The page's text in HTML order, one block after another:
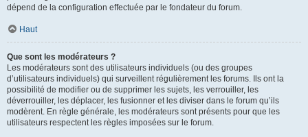
dépend de la configuration effectuée par le fondateur du forum.
Haut
Que sont les modérateurs ?
Les modérateurs sont des utilisateurs individuels (ou des groupes
d’utilisateurs individuels) qui surveillent régulièrement les forums. Ils ont la
possibilité de modifier ou de supprimer les sujets, les verrouiller, les
déverrouiller, les déplacer, les fusionner et les diviser dans le forum qu’ils
modèrent. En règle générale, les modérateurs sont présents pour que les
utilisateurs respectent les règles imposées sur le forum.